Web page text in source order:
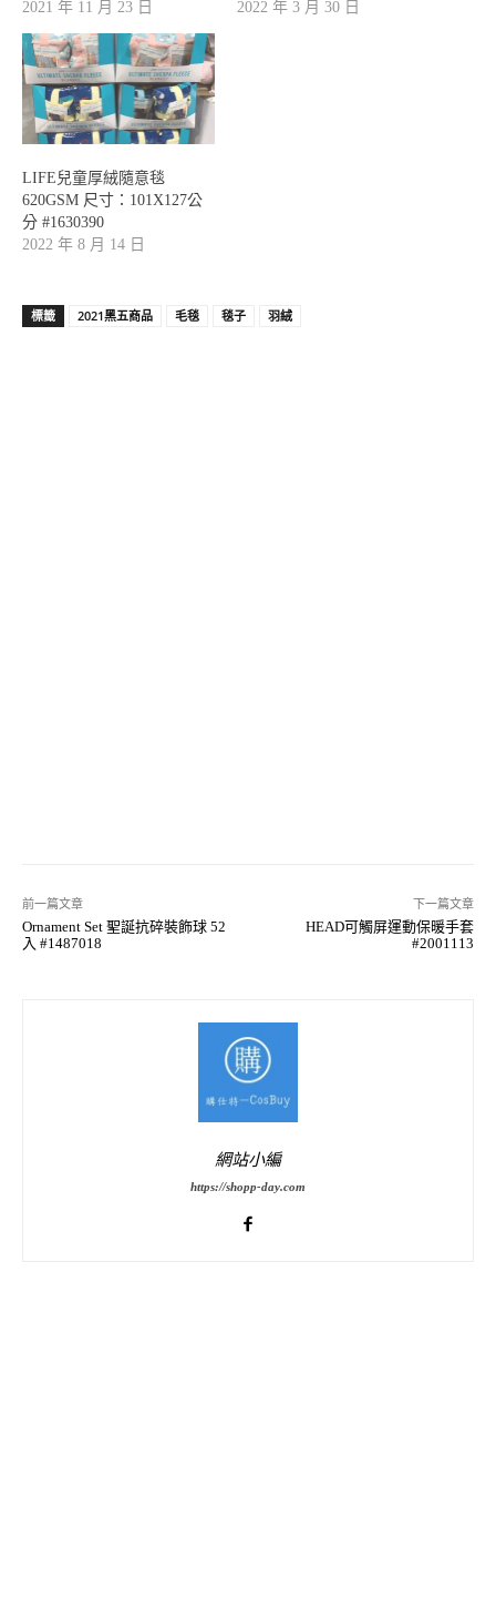
2021 年 11 月 23 日 2022 年 3 月 30 日
LIFE兒童厚絨隨意毯
620GSM 尺寸：101X127公
分 #1630390
2022 年 8 月 14 日
標籤 2021黑五商品 毛毯 毯子 羽絨
前一篇文章
Ornament Set 聖誕抗碎裝飾球 52
入 #1487018
下一篇文章
HEAD可觸屏運動保暖手套
#2001113
網站小編
https://shopp-day.com